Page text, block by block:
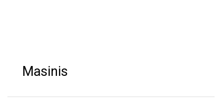
Masinis